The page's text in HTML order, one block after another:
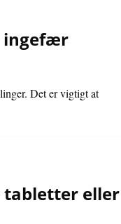
ingefær
Det er vigtigt at
tabletter eller